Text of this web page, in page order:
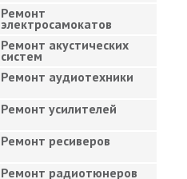
Ремонт
электросамокатов
Ремонт акустических
систем
Ремонт аудиотехники
Ремонт усилителей
Ремонт ресиверов
Ремонт радиотюнеров